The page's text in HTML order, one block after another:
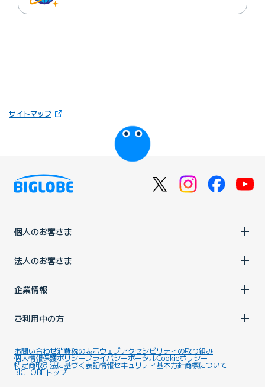
サイトマップ（新しいタブで開きます）
びっぷるのページ
個人のお客さま
法人のお客さま
企業情報
ご利用中の方
お問い合わせ消費税の表示ウェブアクセシビリティの取り組み
個人情報保護ポリシープライバシーポータルCookieポリシー
特定商取引法に基づく表記情報セキュリティ基本方針商標について
BIGLOBEトップ